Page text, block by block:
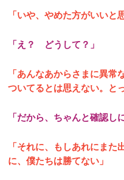
「いや、やめた方がいいと
「え？ どうして？」
「あんなあからさまに異
ついてるとは思えない。と
「だから、ちゃんと確認し
「それに、もしあれにま
に、僕たちは勝てない」